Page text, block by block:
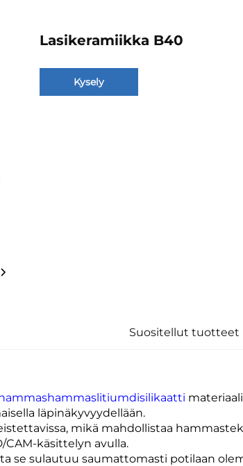
Lasikeramiikka B40
Kysely
Suositellut tuotteet
läpinäkyvyydellään.
mikä mahdollistaa
käsittelyn avulla.
se sulautuu saumattomasti potilaan